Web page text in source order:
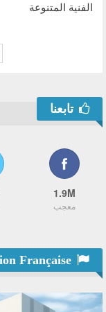
الفنية المتنوعة
تابعنا
1.9M
معجب